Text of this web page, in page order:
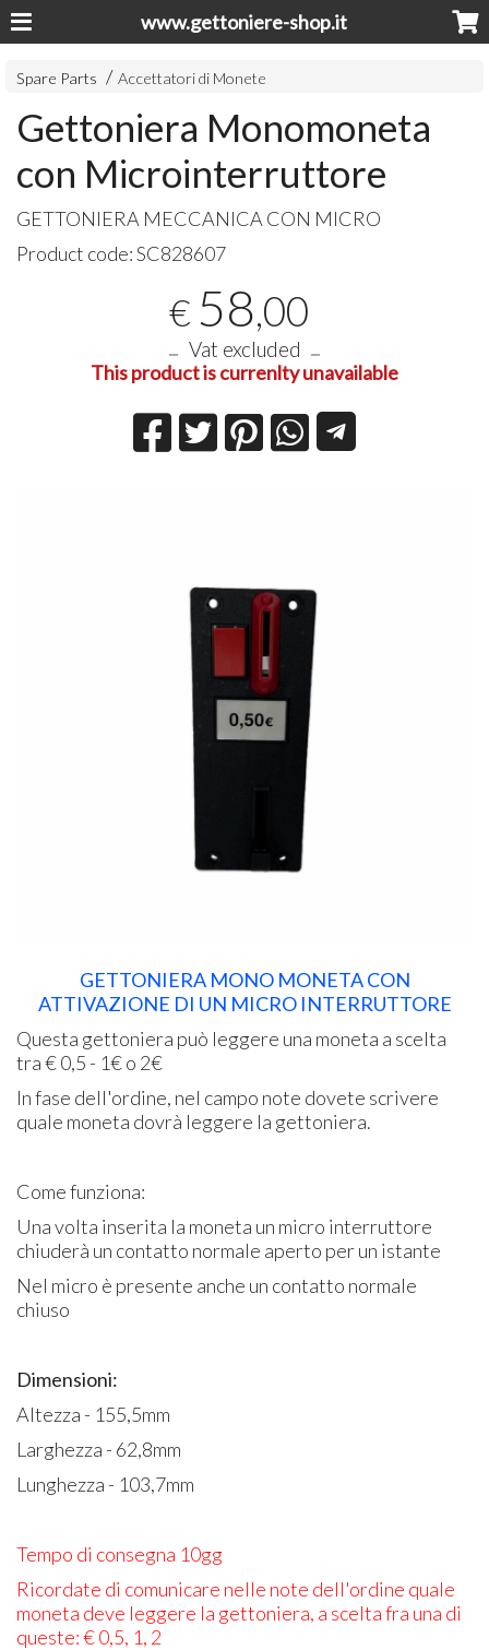
www.gettoniere-shop.it
Spare Parts Accettatori di Monete
Gettoniera Monomoneta
con Microinterruttore
GETTONIERA MECCANICACON MICRO
Product code:SC828607
€ 58,00
Vat excluded
This product is currenlty unavailable
GETTONIERA MONO MONETA CON
ATTIVAZIONE DI UN MICRO INTERRUTTORE
Questa gettoniera può leggere una moneta a scelta
tra € 0,5 - 1€ o 2€
In fase dell'ordine, nel campo note dovete scrivere
quale moneta dovrà leggere la gettoniera.
Come funziona:
Una volta inserita la moneta un micro interruttore
chiuderà un contatto normale aperto per un istante
Nel micro è presente anche un contatto normale
chiuso
Dimensioni:
Altezza - 155,5mm
Larghezza - 62,8mm
Lunghezza - 103,7mm
Tempo di consegna 10gg
Ricordate di comunicare nelle note dell'ordine quale
moneta deve leggere la gettoniera, a scelta fra una di
queste: € 0,5, 1, 2